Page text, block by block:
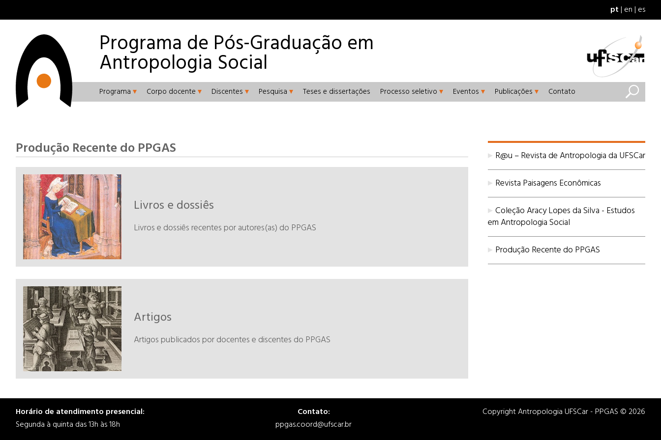
pt en es
Programa de Pós-Graduação em
Antropologia Social
Programa Corpo docente Discentes Pesquisa Teses e dissertações Processo seletivo Eventos Publicações Contato
Produção Recente do PPGAS
Livros e dossiês
Livros e dossiês recentes por autores(as) do PPGAS
Artigos
Artigos publicados por docentes e discentes do PPGAS
R@u – Revista de Antropologia da UFSCar
Revista Paisagens Econômicas
Coleção Aracy Lopes da Silva - Estudos
em Antropologia Social
Produção Recente do PPGAS
Horário de atendimento presencial:
Segunda à quinta das 13h às 18h
Contato:
ppgas.coord@ufscar.br
Copyright Antropologia UFSCar - PPGAS © 2026